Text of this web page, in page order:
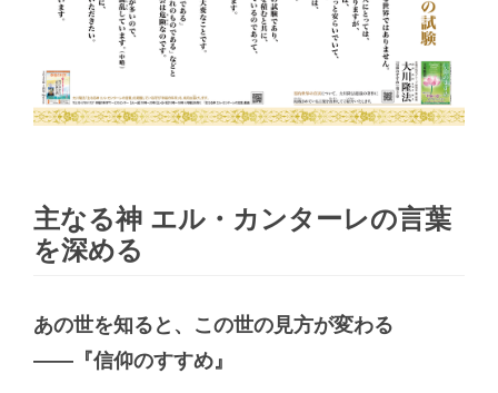
主なる神 エル・カンターレの言葉
を深める
あの世を知ると、この世の見方が変わる
――『信仰のすすめ』